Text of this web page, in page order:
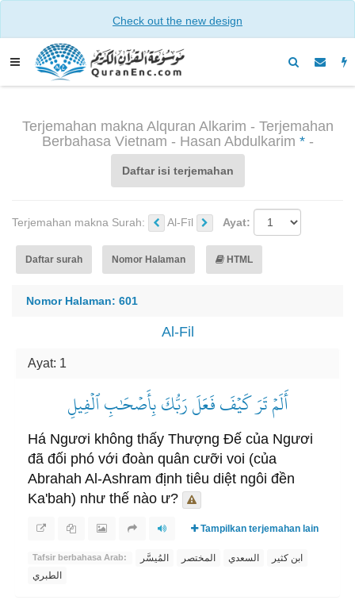
Check out the new design
Terjemahan makna Alquran Alkarim - Terjemahan
Berbahasa Vietnam - Hasan Abdulkarim *-
Daftar isi terjemahan
Terjemahan makna Surah: Al-Fīl Ayat:
Daftar surah Nomor Halaman HTML
Nomor Halaman: 601
Al-Fil
Ayat: 1
أَلَمۡ تَرَ كَيۡفَ فَعَلَ رَبُّكَ بِأَصۡحَٰبِ ٱلۡفِيلِ
Há Ngươi không thấy Thượng Đế của Ngươi
đã đối phó với đoàn quân cưỡi voi (của
Abrahah Al-Ashram định tiêu diệt ngôi đền
Ka'bah) như thế nào ư?
Tampilkan terjemahan lain
Tafsir berbahasa Arab: المُيسَّر المختصر السعدي
ابن كثير
الطبري